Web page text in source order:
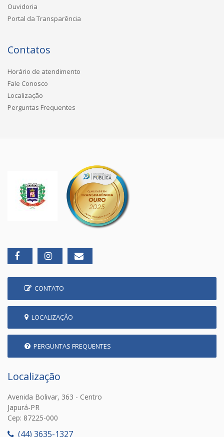
Ouvidoria
Portal da Transparência
Contatos
Horário de atendimento
Fale Conosco
Localização
Perguntas Frequentes
CONTATO
LOCALIZAÇÃO
PERGUNTAS FREQUENTES
Localização
Avenida Bolivar, 363 - Centro
Japurá-PR
Cep: 87225-000
(44) 3635-1327